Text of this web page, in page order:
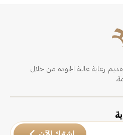
رعاية عالية الجودة من خلال